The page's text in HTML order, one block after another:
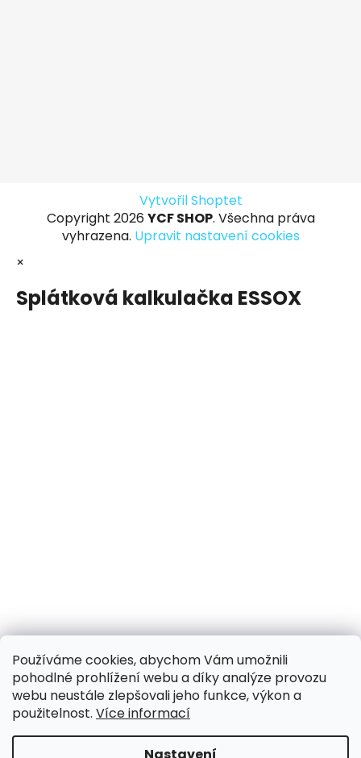
Používáme cookies, abychom Vám umožnili
pohodlné prohlížení webu a díky analýze provozu
webu neustále zlepšovali jeho funkce, výkon a
použitelnost. Více informací
Vytvořil Shoptet
Copyright 2026 YCF SHOP. Všechna práva
vyhrazena. Upravit nastavení cookies
×
Splátková kalkulačka ESSOX